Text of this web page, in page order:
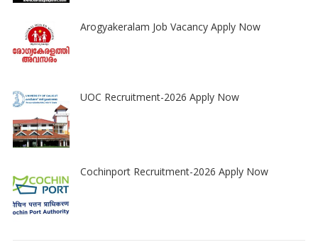
Arogyakeralam Job Vacancy Apply Now
UOC Recruitment-2026 Apply Now
Cochinport Recruitment-2026 Apply Now